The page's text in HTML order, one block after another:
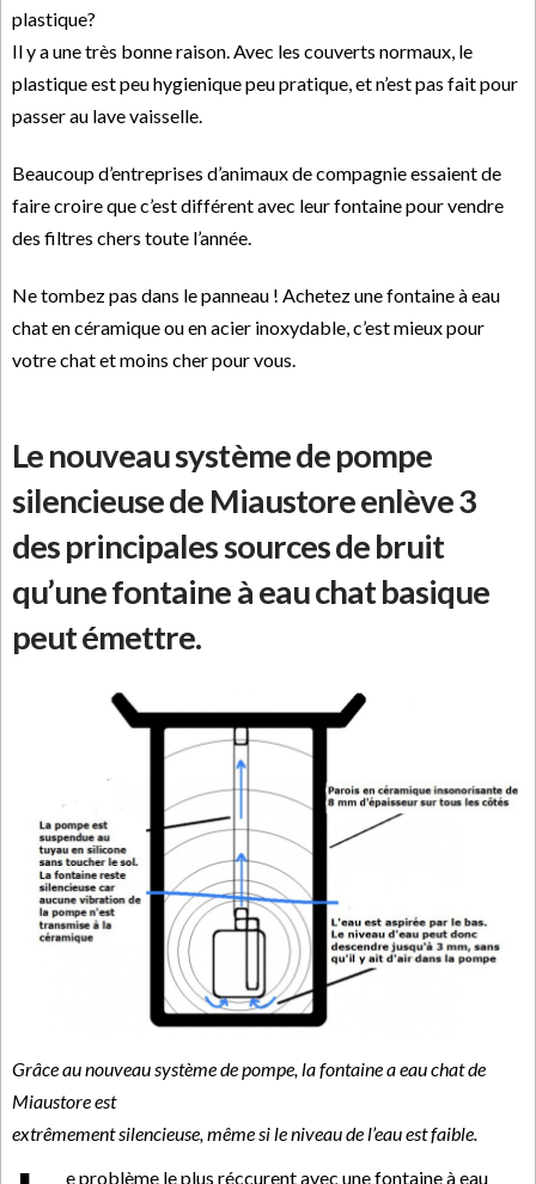
plastique?
Il y a une très bonne raison. Avec les couverts normaux, le
plastique est peu hygienique peu pratique, et n’est pas fait pour
passer au lave vaisselle.
Beaucoup d’entreprises d’animaux de compagnie essaient de
faire croire que c’est différent avec leur fontaine pour vendre
des filtres chers toute l’année.
Ne tombez pas dans le panneau ! Achetez une fontaine à eau
chat en céramique ou en acier inoxydable, c’est mieux pour
votre chat et moins cher pour vous.
Le nouveau système de pompe
silencieuse de Miaustore enlève 3
des principales sources de bruit
qu’une fontaine à eau chat basique
peut émettre.
Grâce au nouveau système de pompe, la fontaine a eau chat de
Miaustore est
extrêmement silencieuse, même si le niveau de l’eau est faible.
e problème le plus réccurent avec une fontaine à eau